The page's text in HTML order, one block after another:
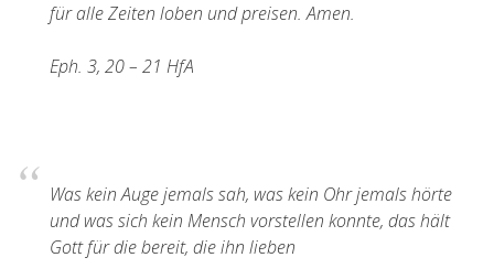
für alle Zeiten loben und preisen. Amen.
Eph. 3, 20 – 21 HfA
Was kein Auge jemals sah, was kein Ohr jemals hörte
und was sich kein Mensch vorstellen konnte, das hält
Gott für die bereit, die ihn lieben